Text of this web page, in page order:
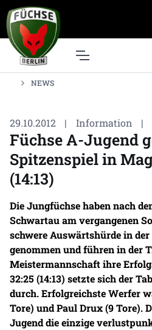
NEWS
29.10.2012 | Information |
Füchse A-Jugend
Spitzenspiel in
(14:13)
Die Jungfüchse haben nach
Schwartau am vergangenen
schwere Auswärtshürde in
genommen und führen in der
Meistermannschaft ihre
32:25 (14:13) setzte sich der
durch. Erfolgreichste Werfer
Tore) und Paul Drux (9 Tore).
Jugend die einzige